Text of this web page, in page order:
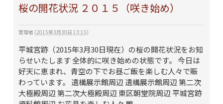
桜の開花状況 ２０１５（咲き始め）
管理者(2015年3月30日 13:15)
平城宮跡（2015年3月30日現在）の桜の開花状況をお知
らせいたします 全体的に咲き始めの状態です。 今日は
好天に恵まれ、青空の下でお昼ご飯を楽しむ人々で賑
わっています。 遺構展示館周辺 遺構展示館周辺 第二次
大極殿周辺 第二次大極殿周辺 東区朝堂院周辺 平城宮跡